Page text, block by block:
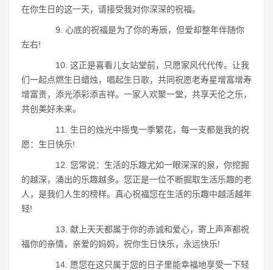
在你生日的这一天，请接受我对你深深的祝福。
9. 心底的祝福是为了你的寿辰，但爱却整年伴随你
左右!
10. 这正是喜看儿女站堂前，只愿家风代代传。让我
们一起点燃生日蜡烛，唱起生日歌，共同祝愿老寿星增富增寿
增富贵，添光添彩添吉祥。一家人欢聚一堂，共享天伦之乐，
共创美好未来。
11. 生日的烛光中摇曳一季繁花，每一支都是我的祝
愿：生日快乐!
12. 您常说：生活的乐趣尤如一眼深深的泉，你挖掘
的越深，涌出的乐趣越多。您正是一位不断掘取生活乐趣的老
人，是我们人生的榜样。真心祝福您在生活的乐趣中越活越年
轻!
13. 献上天天都属于你的赤诚和爱心，寄上声声都祝
福你的亲情，亲爱的妈妈，祝你生日快乐，永远快乐!
14. 愿您在这只属于您的日子里能幸福地享受一下轻